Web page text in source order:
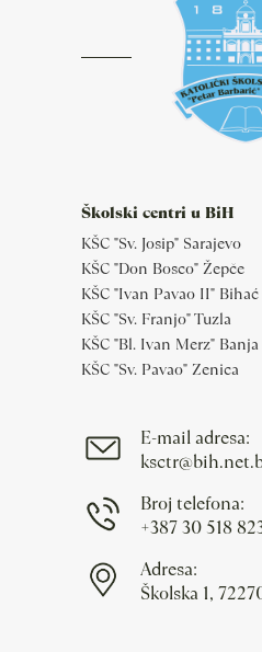
Školski centri u BiH
KŠC "Sv. Josip" Sarajevo
KŠC "Don Bosco" Žepče
KŠC "Ivan Pavao II" Bihać
KŠC "Sv. Franjo" Tuzla
KŠC "Bl. Ivan Merz"
KŠC "Sv. Pavao" Zenica
E-mail adresa:
Broj telefona:
+387 30 518
Adresa:
Školska 1,